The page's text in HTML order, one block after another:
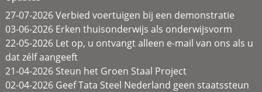
27-07-2026 Verbied voertuigen bij een demonstratie
03-06-2026 Erken thuisonderwijs als onderwijsvorm
22-05-2026 Let op, u ontvangt alleen e-mail van ons als u
dat zélf aangeeft
21-04-2026 Steun het Groen Staal Project
02-04-2026 Geef Tata Steel Nederland geen staatssteun